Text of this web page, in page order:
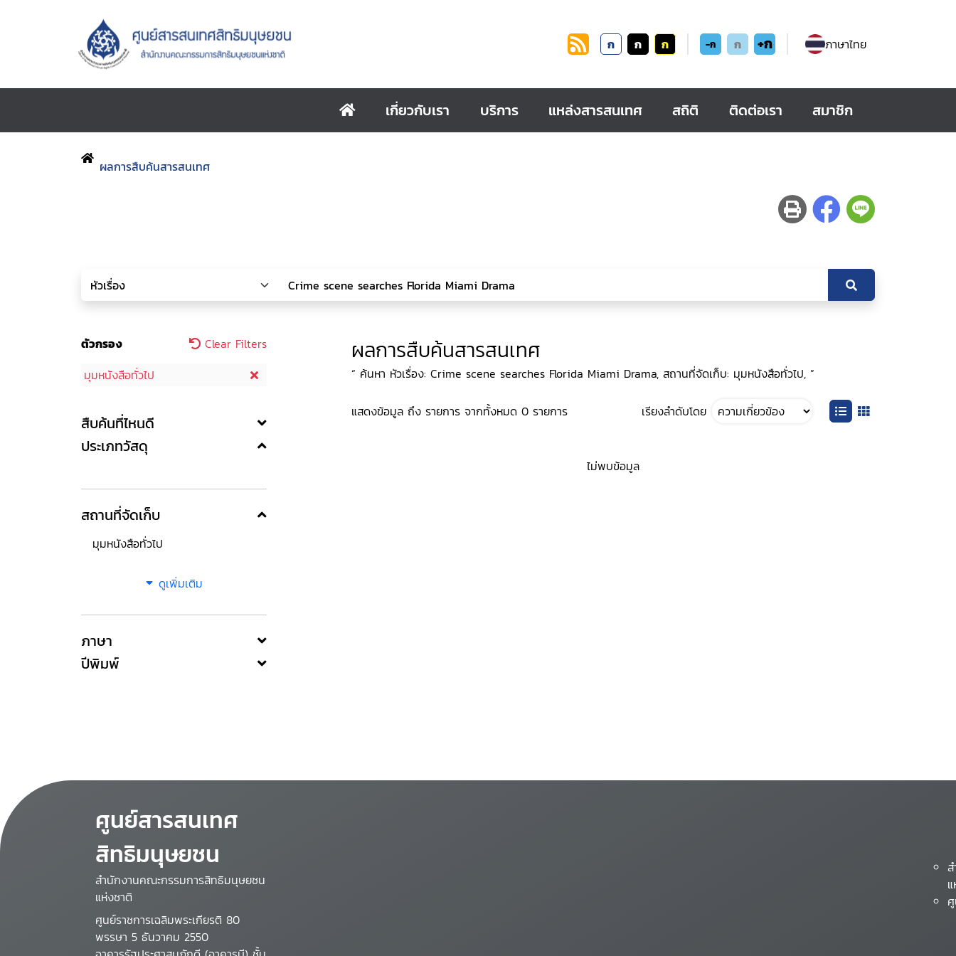
ก ก ก -ก ก +ก ภาษาไทย
เกี่ยวกับเรา บริการ แหล่งสารสนเทศ สถิติ ติดต่อเรา สมาชิก
ผลการสืบค้นสารสนเทศ
ตัวกรอง
Clear Filters
มุมหนังสือทั่วไป
สืบค้นที่ไหนดี
ประเภทวัสดุ
สถานที่จัดเก็บ
มุมหนังสือทั่วไป
ดูเพิ่มเติม
ภาษา
ปีพิมพ์
ผลการสืบค้นสารสนเทศ
“ ค้นหา หัวเรื่อง: Crime scene searches Florida Miami Drama, สถานที่จัดเก็บ: มุมหนังสือทั่วไป, ”
แสดงข้อมูล ถึง รายการ จากทั้งหมด 0 รายการ เรียงลำดับโดย
ไม่พบข้อมูล
ศูนย์สารสนเทศ
สิทธิมนุษยชน
สำนักงานคณะกรรมการสิทธิมนุษยชน
แห่งชาติ
ศูนย์ราชการเฉลิมพระเกียรติ 80
พรรษา 5 ธันวาคม 2550